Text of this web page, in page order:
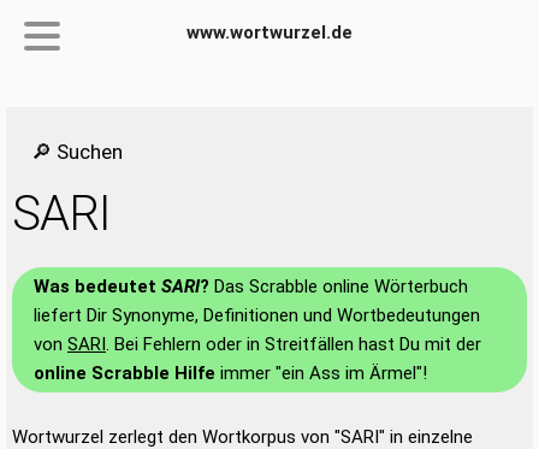
www.wortwurzel.de
🔎 Suchen
SARI
Was bedeutet SARI? Das Scrabble online Wörterbuch
liefert Dir Synonyme, Definitionen und Wortbedeutungen
von SARI. Bei Fehlern oder in Streitfällen hast Du mit der
online Scrabble Hilfe immer "ein Ass im Ärmel"!
Wortwurzel zerlegt den Wortkorpus von "SARI" in einzelne